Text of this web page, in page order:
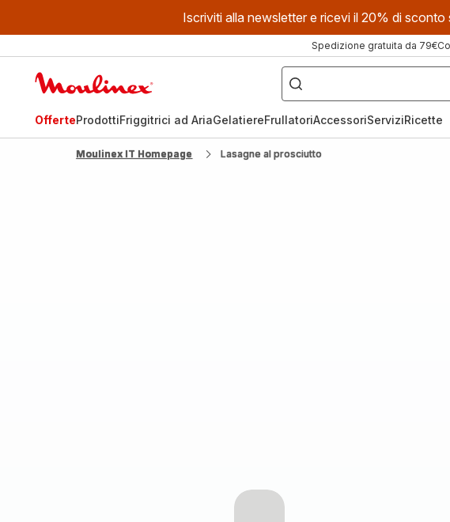
Iscriviti alla newsletter e ricevi il 20% di
Spedizione gratuita da 79€
Cosa
stai
cercando?
OfferteProdottiFriggitrici ad AriaGelatiereFrullatoriAccessoriServiziRicette
Moulinex IT Homepage Lasagne al prosciutto